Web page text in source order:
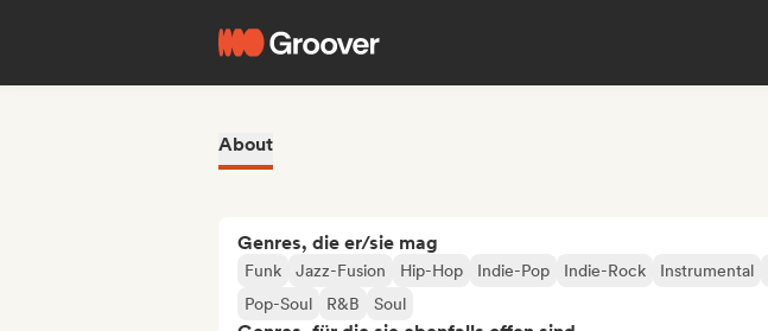
About
Genres, die er/sie mag
Funk Jazz-Fusion Hip-Hop Indie-Pop Indie-Rock Instrumental
Pop-Soul
R&B Soul